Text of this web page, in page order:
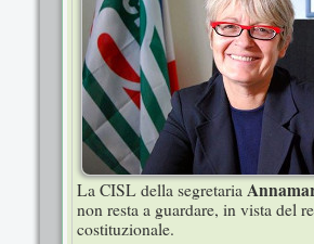
La CISL della segretaria
non resta a guardare, in vista del
costituzionale.